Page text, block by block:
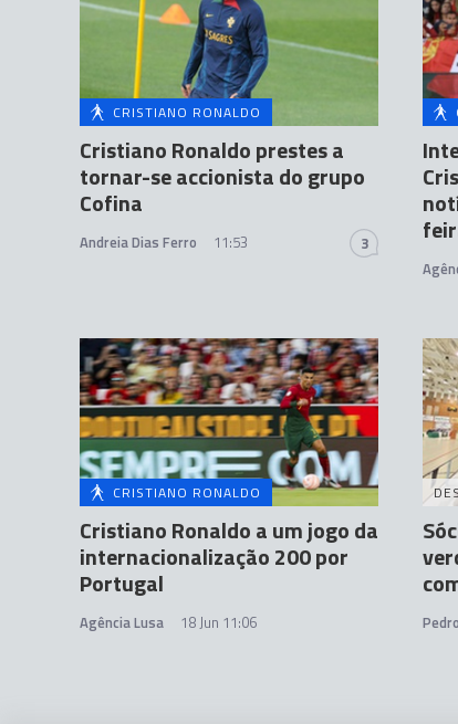
CRISTIANO RONALDO
Cristiano Ronaldo prestes a
tornar-se accionista do grupo
Cofina
Andreia Dias Ferro 11:53 3
CRISTIANO RONALDO
Cristiano Ronaldo a um jogo da
internacionalização 200 por
Portugal
Agência Lusa 18 Jun 11:06